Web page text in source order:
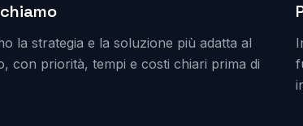
la strategia e la soluzione più adatta al
con priorità, tempi e costi chiari prima di